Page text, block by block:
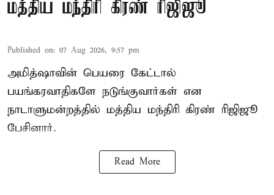
மத்திய மந்திரி கிரண் ரிஜிஜூ
Published on: 07 Aug 2026, 9:57 pm
அமித்ஷாவின் பெயரை கேட்டால்
பயங்கரவாதிகளே நடுங்குவார்கள் என
நாடாளுமன்றத்தில் மத்திய மந்திரி கிரண் ரிஜிஜூ
பேசினார்.
Read More